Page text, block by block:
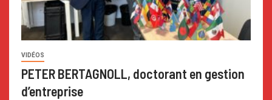
VIDÉOS
PETER BERTAGNOLL, doctorant en gestion
d’entreprise